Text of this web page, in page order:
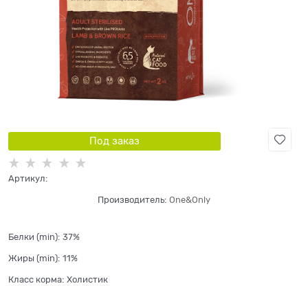
Под заказ
Артикул:
Производитель: One&Only
Белки (min): 37%
Жиры (min): 11%
Класс корма: Холистик